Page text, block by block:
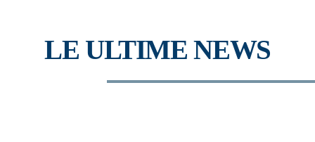
LE ULTIME NEWS